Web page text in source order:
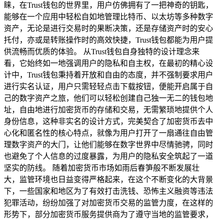
睐，在Trust钱包的世界里，用户仿佛拥有了一把神奇的钥匙，
能够在一个应用中轻松自如地管理比特币、以太坊等多种数字
资产，无论是进行交易时的果断决策，还是存储资产时的安心
托付，亦或是转账操作时的高效快捷，Trust钱包都能为用户提
供流畅而优质的体验。 从Trust钱包自身独特的设计理念来
看，它始终如一地强调用户的隐私和自主权，在最初的精心设
计中，Trust钱包秉持着开放和自由的态度，并不强制要求用户
进行实名认证，用户只需轻轻点击下载按钮，便能开启属于自
己的数字资产之旅，他们可以轻松创建自己独一无二的钱包地
址，自由地进行加密货币的存储和交易，无需繁琐地提供个人
身份信息，这种非实名的设计方式，完美契合了加密货币去中
心化和匿名性的核心特点，就像为用户打开了一扇通往自由管
理数字资产的大门，让他们能够在数字世界中尽情驰骋，同时
也避免了个人信息的过度暴露，为用户的隐私安全筑起了一道
坚实的防线。 随着加密货币市场如雨后春笋般不断发展壮
大，监管环境也日益变得严格起来，在这个不断变化的大背景
下，一些国家和地区为了有效打击洗钱、恐怖主义融资等违法
犯罪活动，纷纷加强了对加密货币交易的监管力度，在这样的
形势下，部分加密货币服务提供商为了遵守当地的监管要求，